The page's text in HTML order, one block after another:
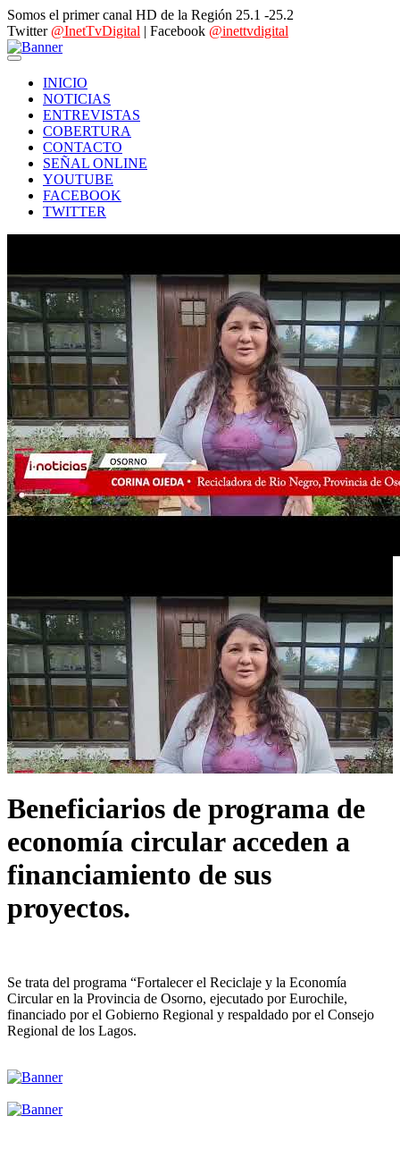
Somos el primer canal HD de la Región 25.1 -25.2
Twitter @InetTvDigital | Facebook @inettvdigital
INICIO
NOTICIAS
ENTREVISTAS
COBERTURA
CONTACTO
SEÑAL ONLINE
YOUTUBE
FACEBOOK
TWITTER
Beneficiarios de programa de
economía circular acceden a
financiamiento de sus
proyectos.
Se trata del programa “Fortalecer el Reciclaje y la Economía
Circular en la Provincia de Osorno, ejecutado por Eurochile,
financiado por el Gobierno Regional y respaldado por el Consejo
Regional de los Lagos.